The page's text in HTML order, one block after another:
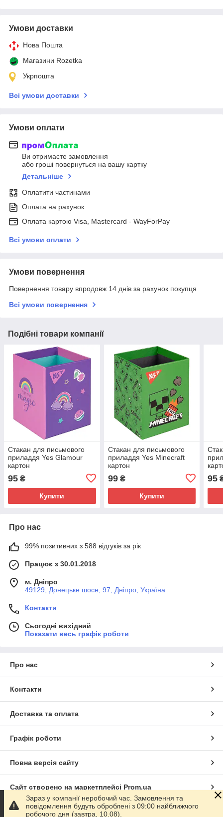
Умови доставки
Нова Пошта
Магазини Rozetka
Укрпошта
Всі умови доставки
Умови оплати
Ви отримаєте замовлення
або гроші повернуться на вашу картку
Детальніше
Оплатити частинами
Оплата на рахунок
Оплата картою Visa, Mastercard - WayForPay
Всі умови оплати
Умови повернення
Повернення товару впродовж 14 днів за рахунок покупця
Всі умови повернення
Подібні товари компанії
Стакан для письмового
приладдя Yes Glamour
картон
95 ₴
Купити
Стакан для письмового
приладдя Yes Minecraft
картон
99₴
Купити
95
Про нас
99% позитивних з 588 відгуків за рік
Працює з 30.01.2018
м. Дніпро
49129, Донецьке шосе, 97, Дніпро, Україна
Контакти
Сьогодні вихідний
Показати весь графік роботи
Про нас
Контакти
Доставка та оплата
Графік роботи
Повна версія сайту
Сайт створено на маркетплейсі Prom.ua
Політика конфіденційності
Зараз у компанії неробочий час. Замовлення та
повідомлення будуть оброблені з 09:00 найближчого
робочого дня (завтра, 10.08).